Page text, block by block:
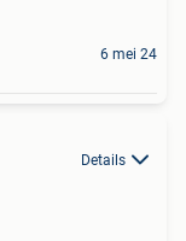
6 mei 24
Details